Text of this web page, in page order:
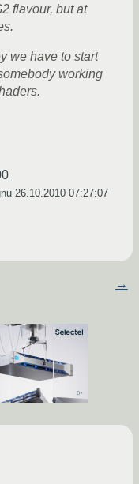
flavour, but at
we have to start
working
26.10.2010 07:27:07
→